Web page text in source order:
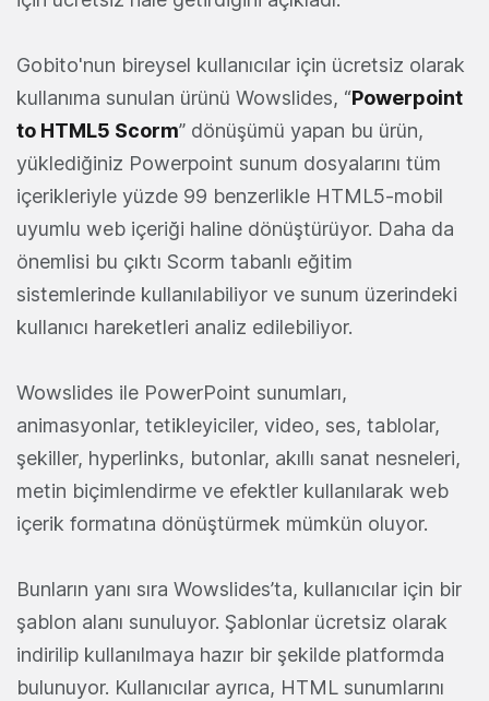
Gobito'nun bireysel kullanıcılar için ücretsiz olarak
kullanıma sunulan ürünü Wowslides, “Powerpoint
to HTML5 Scorm” dönüşümü yapan bu ürün,
yüklediğiniz Powerpoint sunum dosyalarını tüm
içerikleriyle yüzde 99 benzerlikle HTML5-mobil
uyumlu web içeriği haline dönüştürüyor. Daha da
önemlisi bu çıktı Scorm tabanlı eğitim
sistemlerinde kullanılabiliyor ve sunum üzerindeki
kullanıcı hareketleri analiz edilebiliyor.
Wowslides ile PowerPoint sunumları,
animasyonlar, tetikleyiciler, video, ses, tablolar,
şekiller, hyperlinks, butonlar, akıllı sanat nesneleri,
metin biçimlendirme ve efektler kullanılarak web
içerik formatına dönüştürmek mümkün oluyor.
Bunların yanı sıra Wowslides’ta, kullanıcılar için bir
şablon alanı sunuluyor. Şablonlar ücretsiz olarak
indirilip kullanılmaya hazır bir şekilde platformda
bulunuyor. Kullanıcılar ayrıca, HTML sunumlarını